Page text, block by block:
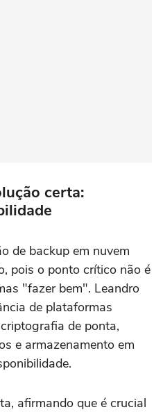
certa:
de backup em nuvem
pois o ponto crítico não é
"fazer bem". Leandro
de plataformas
de ponta,
e armazenamento em
afirmando que é crucial